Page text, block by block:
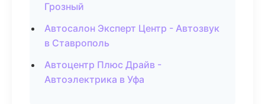
Грозный
Автосалон Эксперт Центр - Автозвук
в Ставрополь
Автоцентр Плюс Драйв -
Автоэлектрика в Уфа